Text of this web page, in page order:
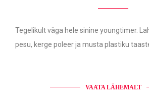
Tegelikult väga hele sinine youngtimer.
pesu, kerge poleer ja musta plastiku
VAATA LÄHEMALT